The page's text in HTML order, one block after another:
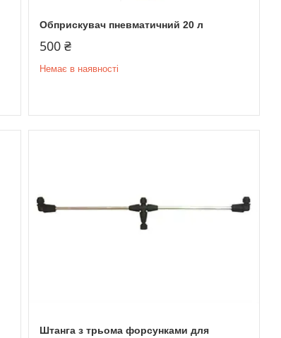
Обприскувач пневматичний 20 л
500 ₴
Немає в наявності
Штанга з трьома форсунками для